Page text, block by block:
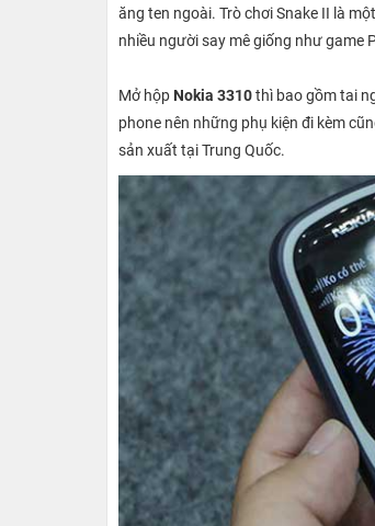
ăng ten ngoài. Trò chơi Snake II là
nhiều người say mê giống như game
Mở hộp Nokia 3310thì bao gồm tai
phone nên những phụ kiện đi kèm
sản xuất tại Trung Quốc.